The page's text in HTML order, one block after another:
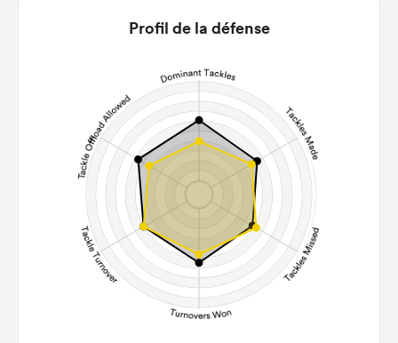
22m Conversion
Carries
Kicks
Post Contact Meters
Profil de la défense